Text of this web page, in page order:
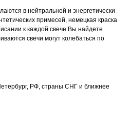
в нейтральной и энергетически
примесей, немецкая краска
к каждой свече Вы найдете
свечи могут колебаться по
РФ, страны СНГ и ближнее